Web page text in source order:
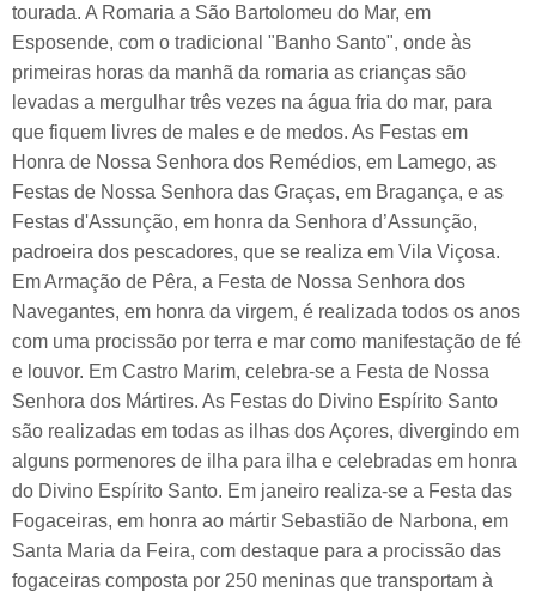
tourada. A Romaria a São Bartolomeu do Mar, em
Esposende, com o tradicional "Banho Santo", onde às
primeiras horas da manhã da romaria as crianças são
levadas a mergulhar três vezes na água fria do mar, para
que fiquem livres de males e de medos. As Festas em
Honra de Nossa Senhora dos Remédios, em Lamego, as
Festas de Nossa Senhora das Graças, em Bragança, e as
Festas d'Assunção, em honra da Senhora d’Assunção,
padroeira dos pescadores, que se realiza em Vila Viçosa.
Em Armação de Pêra, a Festa de Nossa Senhora dos
Navegantes, em honra da virgem, é realizada todos os anos
com uma procissão por terra e mar como manifestação de fé
e louvor. Em Castro Marim, celebra-se a Festa de Nossa
Senhora dos Mártires. As Festas do Divino Espírito Santo
são realizadas em todas as ilhas dos Açores, divergindo em
alguns pormenores de ilha para ilha e celebradas em honra
do Divino Espírito Santo. Em janeiro realiza-se a Festa das
Fogaceiras, em honra ao mártir Sebastião de Narbona, em
Santa Maria da Feira, com destaque para a procissão das
fogaceiras composta por 250 meninas que transportam à